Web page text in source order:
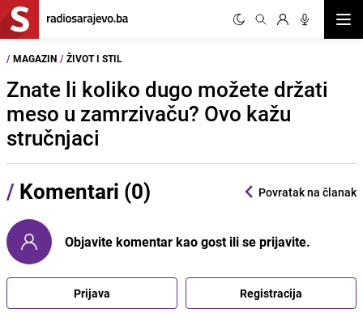
/ MAGAZIN / ŽIVOT I STIL
Znate li koliko dugo možete držati
meso u zamrzivaču? Ovo kažu
stručnjaci
/ Komentari (0) Povratak na članak
Objavite komentar kao gost ili se prijavite.
Prijava Registracija